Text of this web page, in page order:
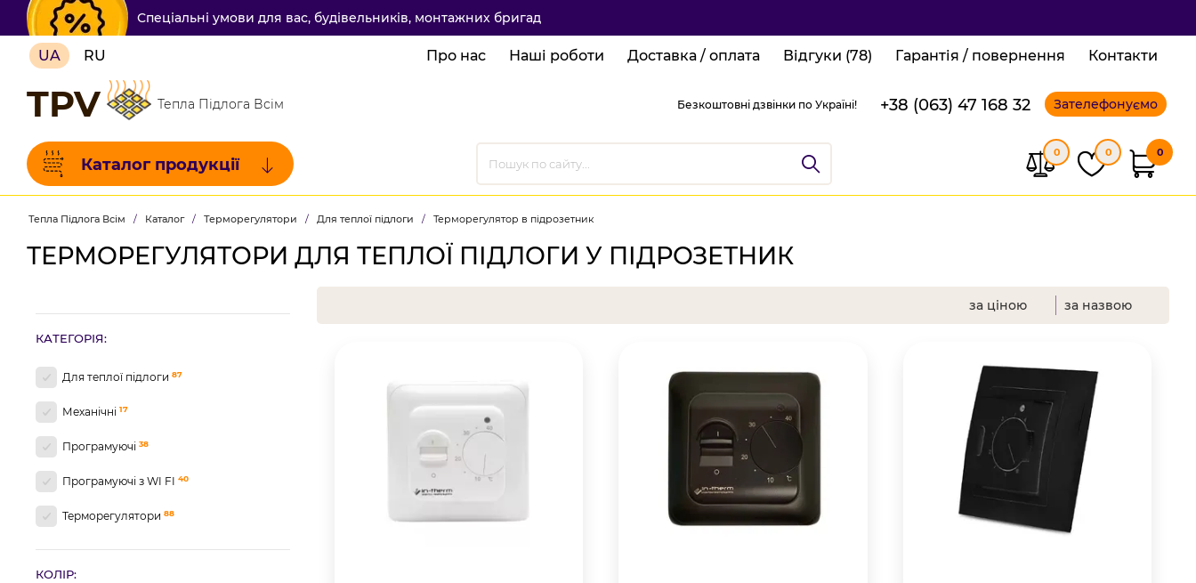
Спеціальні умови для вас, будівельників, монтажних бригад
UA RU Про нас Наші роботи Доставка / оплата Відгуки (78) Гарантія / повернення Контакти
TPV Тепла Підлога Всім Безкоштовні дзвінки по Україні! +38 (063) 47 168 32 Зателефонуємо
Каталог продукції
0 0 0
Тепла Підлога Всім / Каталог / Терморегулятори / Для теплої підлоги / Терморегулятор в підрозетник
ТЕРМОРЕГУЛЯТОРИ ДЛЯ ТЕПЛОЇ ПІДЛОГИ У ПІДРОЗЕТНИК
КАТЕГОРІЯ:
Для теплої підлоги 87
Механічні 17
Програмуючі 38
Програмуючі з WI FI 40
Терморегулятори 88
КОЛІР:
за ціною за назвою